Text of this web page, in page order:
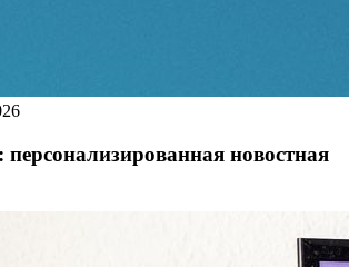
новостная